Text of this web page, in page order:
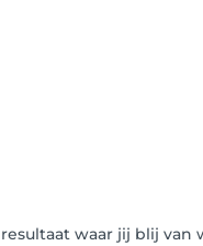
waar jij blij